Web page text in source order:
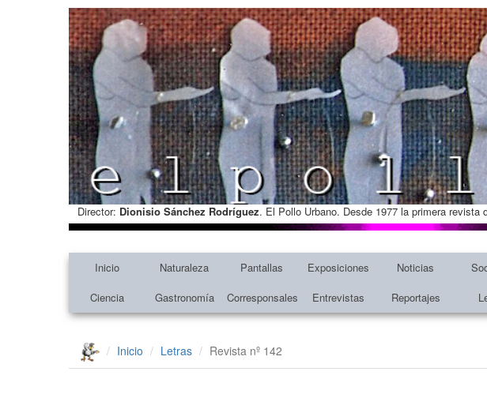
Director: Dionisio Sánchez Rodríguez. El Pollo Urbano. Desde 1977 la primera
Inicio Naturaleza Pantallas Exposiciones Noticias
Ciencia
Gastronomía Corresponsales Entrevistas Reportajes
Inicio Letras Revista nº 142